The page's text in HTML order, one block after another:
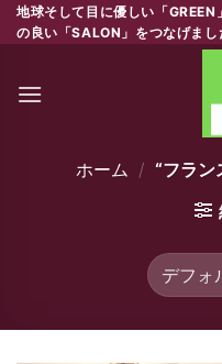
Skip
to
地球そして目に優しい「
の良い「SALON」をつなげまし
ホーム / “フラン